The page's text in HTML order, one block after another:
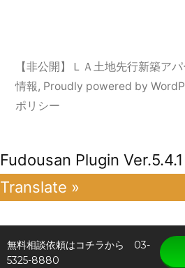
【非公開】ＬＡ土地先行新築ア
情報 , Proudly powered by
ポリシー
Fudousan Plugin Ver.5.4.1
Translate »
無料相談依頼はコチラから 03-
5325-8880